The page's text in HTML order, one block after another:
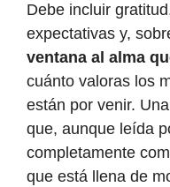
Debe incluir
expectativas y,
ventana al alma
cuánto valoras los
están por venir.
que, aunque leída
completamente
que está llena de